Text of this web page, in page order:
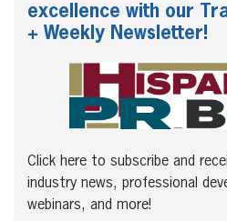
excellence with our
+ Weekly Newsletter!
Click here to subscribe and
industry news, professional
webinars, and more!